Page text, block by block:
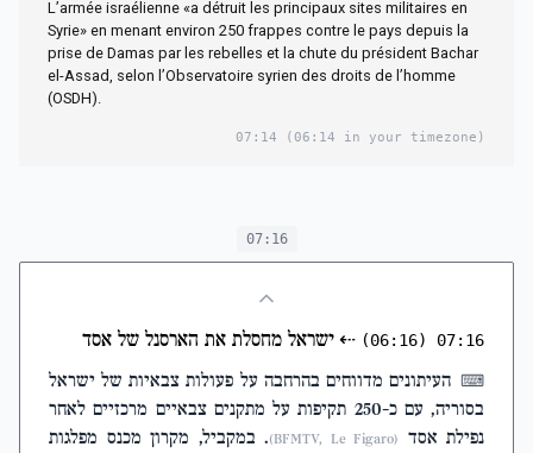
L’armée israélienne «a détruit les principaux sites militaires en
Syrie» en menant environ 250 frappes contre le pays depuis la
prise de Damas par les rebelles et la chute du président Bachar
el-Assad, selon l’Observatoire syrien des droits de l’homme
(OSDH).
07:14 (06:14 in your timezone)
07:16
07:16
(06:16)
⇠ישראל מחסלת את הארסנל של אסד
⌨ העיתונים מדווחים בהרחבה על פעולות צבאיות של ישראל
בסוריה, עם כ-250 תקיפות על מתקנים צבאיים מרכזיים לאחר
נפילת אסד (BFMTV, Le Figaro)
. במקביל, מקרון מכנס מפלגות